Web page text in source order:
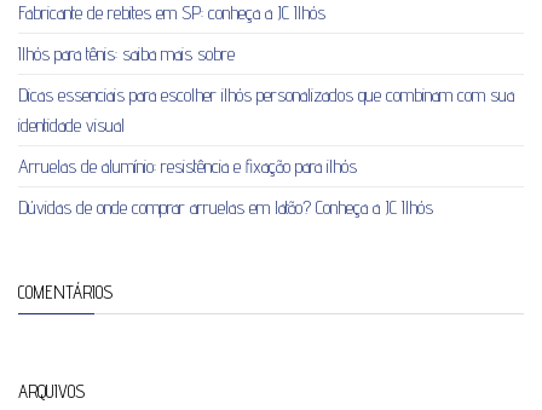
Fabricante de rebites em SP: conheça a JC Ilhós
Ilhós para tênis: saiba mais sobre
Dicas essenciais para escolher ilhós personalizados que combinam com sua
identidade visual
Arruelas de alumínio: resistência e fixação para ilhós
Dúvidas de onde comprar arruelas em latão? Conheça a JC Ilhós
COMENTÁRIOS
ARQUIVOS